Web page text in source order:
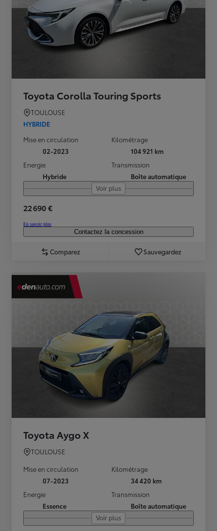
Toyota Corolla Touring Sports
TOULOUSE
HYBRIDE
Mise en circulation
02-2023
Kilométrage
104 921 km
Energie
Hybride
Transmission
Boîte automatique
Voir plus
22 690 €
En savoir plus
Contactez la concession
Comparez Sauvegardez
Toyota Aygo X
TOULOUSE
Mise en circulation
07-2023
Kilométrage
34 420 km
Energie
Essence
Transmission
Boîte automatique
Voir plus